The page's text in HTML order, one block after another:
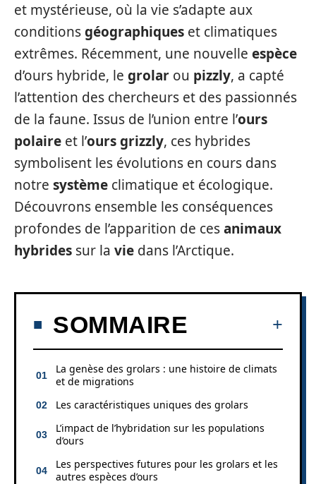
et mystérieuse, où la vie s’adapte aux
conditionsgéographiques et climatiques
extrêmes. Récemment, une nouvelle espèce
d’ours hybride, le grolar ou pizzly, a capté
l’attention des chercheurs et des passionnés
de la faune. Issus de l’union entre l’ours
polaire et l’ours grizzly, ces hybrides
symbolisent les évolutions en cours dans
notre système climatique et écologique.
Découvrons ensemble les conséquences
profondes de l’apparition de cesanimaux
hybrides sur la vie dans l’Arctique.
SOMMAIRE
La genèse des grolars : une histoire de climats
et de migrations
Les caractéristiques uniques des grolars
L’impact de l’hybridation sur les populations
d’ours
Les perspectives futures pour les grolars et les
autres espèces d’ours